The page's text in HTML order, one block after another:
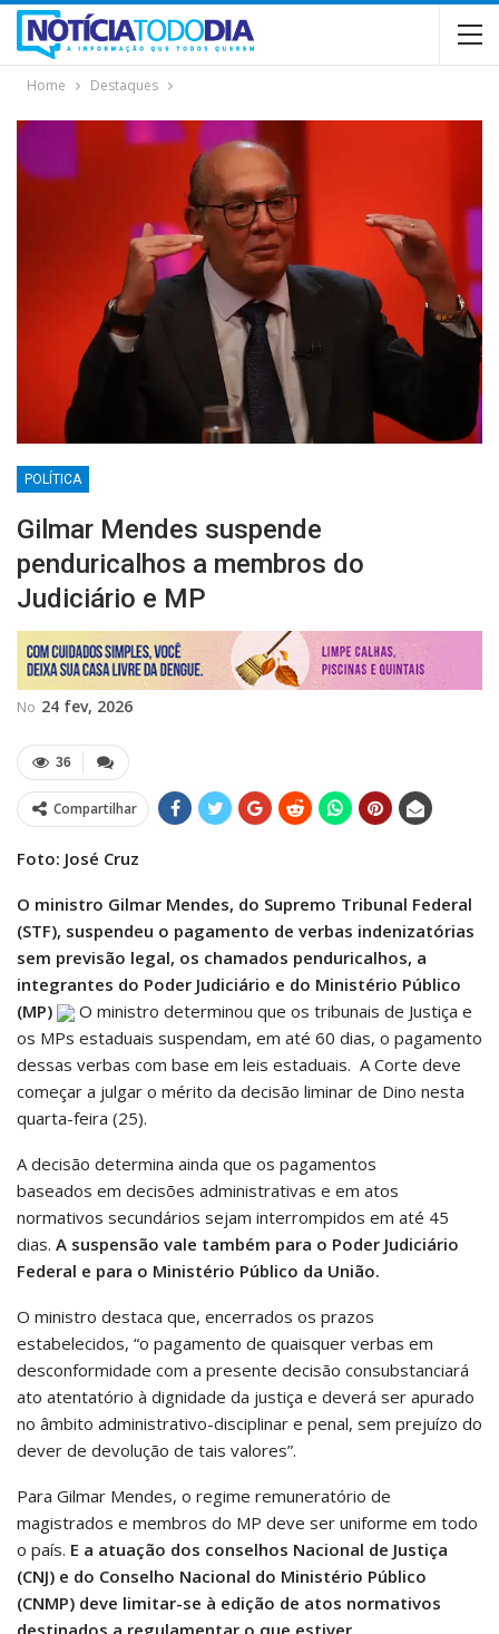
Home Destaques
POLÍTICA
Gilmar Mendes suspende
penduricalhos a membros do
Judiciário e MP
No 24 fev, 2026
36
Compartilhar
Foto: José Cruz
O ministro Gilmar Mendes, do Supremo Tribunal Federal
(STF), suspendeu o pagamento de verbas indenizatórias
sem previsão legal, os chamados penduricalhos, a
integrantes do Poder Judiciário e do Ministério Público
(MP)
O ministro determinou que os tribunais de Justiça e
os MPs estaduais suspendam, em até 60 dias, o pagamento
dessas verbas com base em leis estaduais. A Corte deve
começar a julgar o mérito da decisão liminar de Dino nesta
quarta-feira (25).
A decisão determina ainda que os pagamentos
baseados em decisões administrativas e em atos
normativos secundários sejam interrompidos em até 45
dias. A suspensão vale também para o Poder Judiciário
Federal e para o Ministério Público da União.
O ministro destaca que, encerrados os prazos
estabelecidos, “o pagamento de quaisquer verbas em
desconformidade com a presente decisão consubstanciará
ato atentatório à dignidade da justiça e deverá ser apurado
no âmbito administrativo-disciplinar e penal, sem prejuízo do
dever de devolução de tais valores”.
Para Gilmar Mendes, o regime remuneratório de
magistrados e membros do MP deve ser uniforme em todo
o país. E a atuação dos conselhos Nacional de Justiça
(CNJ) e do Conselho Nacional do Ministério Público
(CNMP) deve limitar-se à edição de atos normativos